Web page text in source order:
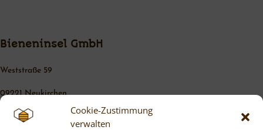
Cookie-Zustimmung
verwalten
Bieneninsel GmbH
Weststraße 59
09221 Neukirchen
info@bieneninsel.net